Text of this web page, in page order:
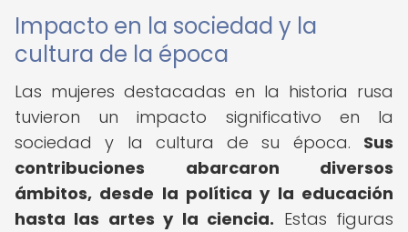
Impacto en la sociedad y la
cultura de la época
Las mujeres destacadas en la historia rusa
tuvieron un impacto significativo en la
sociedad y la cultura de su época. Sus
contribuciones abarcaron diversos
ámbitos, desde la política y la educación
hasta las artes y la ciencia. Estas figuras